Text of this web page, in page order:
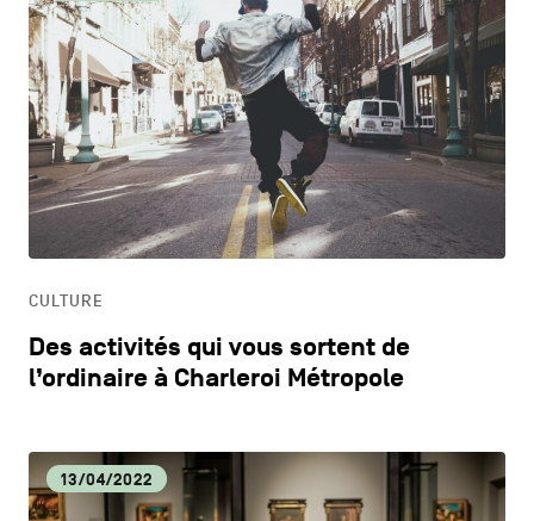
CULTURE
Des activités qui vous sortent de
l’ordinaire à Charleroi Métropole
13/04/2022